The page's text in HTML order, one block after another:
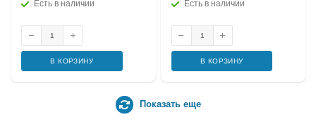
Есть в наличии
В КОРЗИНУ
Есть в наличии
В КОРЗИНУ
Показать еще